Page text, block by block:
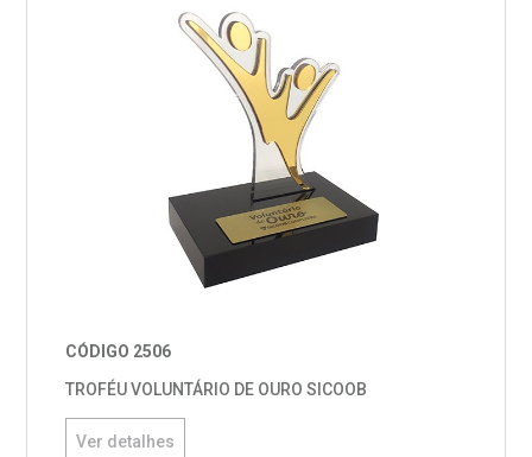
CÓDIGO 2506
TROFÉU VOLUNTÁRIO DE OURO SICOOB
Ver detalhes